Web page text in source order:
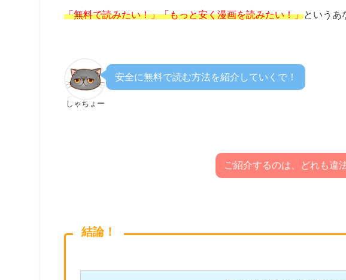
「無料で読みたい！」「もっと安く漫画を読みたい！」というあ
しゃちょー
安全に無料で読む方法を紹介していくで！
ご紹介するのは、どれも違
結論！